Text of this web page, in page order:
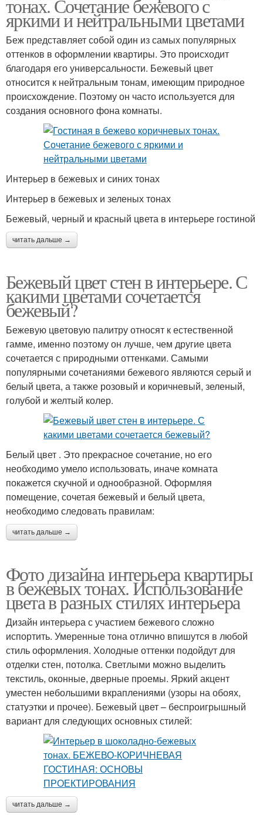
тонах. Сочетание бежевого с
яркими и нейтральными цветами
Беж представляет собой один из самых популярных
оттенков в оформлении квартиры. Это происходит
благодаря его универсальности. Бежевый цвет
относится к нейтральным тонам, имеющим природное
происхождение. Поэтому он часто используется для
создания основного фона комнаты.
Интерьер в бежевых и синих тонах
Интерьер в бежевых и зеленых тонах
Бежевый, черный и красный цвета в интерьере гостиной
читать дальше →
Бежевый цвет стен в интерьере. С
какими цветами сочетается
бежевый?
Бежевую цветовую палитру относят к естественной
гамме, именно поэтому он лучше, чем другие цвета
сочетается с природными оттенками. Самыми
популярными сочетаниями бежевого являются серый и
белый цвета, а также розовый и коричневый, зеленый,
голубой и желтый колер.
Белый цвет . Это прекрасное сочетание, но его
необходимо умело использовать, иначе комната
покажется скучной и однообразной. Оформляя
помещение, сочетая бежевый и белый цвета,
необходимо следовать правилам:
читать дальше →
Фото дизайна интерьера квартиры
в бежевых тонах. Использование
цвета в разных стилях интерьера
Дизайн интерьера с участием бежевого сложно
испортить. Умеренные тона отлично впишутся в любой
стиль оформления. Холодные оттенки подойдут для
отделки стен, потолка. Светлыми можно выделить
текстиль, оконные, дверные проемы. Яркий акцент
уместен небольшими вкраплениями (узоры на обоях,
статуэтки и прочее). Бежевый цвет – беспроигрышный
вариант для следующих основных стилей:
читать дальше →